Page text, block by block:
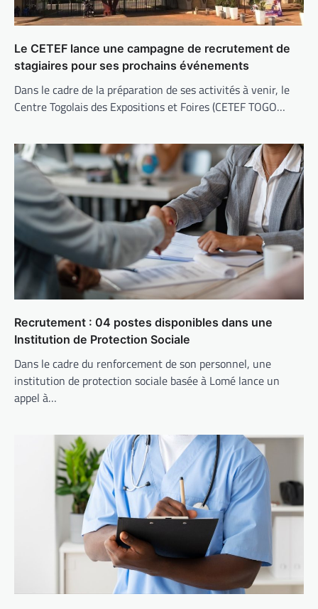
Le CETEF lance une campagne de recrutement de
stagiaires pour ses prochains événements
Dans le cadre de la préparation de ses activités à venir, le
Centre Togolais des Expositions et Foires (CETEF TOGO…
Recrutement : 04 postes disponibles dans une
Institution de Protection Sociale
Dans le cadre du renforcement de son personnel, une
institution de protection sociale basée à Lomé lance un
appel à…